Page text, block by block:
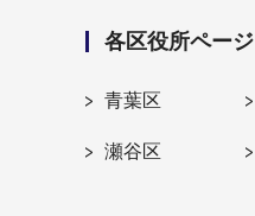
各区役所ページ
青葉区
瀬谷区